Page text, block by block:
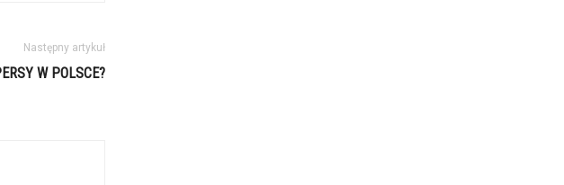
Następny artykuł
W POLSCE?